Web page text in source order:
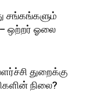
சங்கங்களும்
ஒற்றர் ஓலை
துறைக்கு
நிலை?